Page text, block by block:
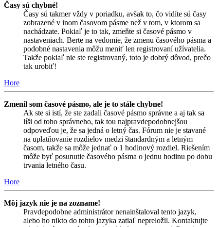
Časy sú chybné!
Časy sú takmer vždy v poriadku, avšak to, čo vidíte sú časy
zobrazené v inom časovom pásme než v tom, v ktorom sa
nachádzate. Pokiaľ je to tak, zmeňte si časové pásmo v
nastaveniach. Berte na vedomie, že zmenu časového pásma a
podobné nastavenia môžu meniť len registrovaní užívatelia.
Takže pokiaľ nie ste registrovaný, toto je dobrý dôvod, prečo
tak urobiť!
Hore
Zmenil som časové pásmo, ale je to stále chybne!
Ak ste si istí, že ste zadali časové pásmo správne a aj tak sa
líši od toho správneho, tak tou najpravdepodobnejšou
odpoveďou je, že sa jedná o letný čas. Fórum nie je stavané
na uplatňovanie rozdielov medzi štandardným a letným
časom, takže sa môže jednať o 1 hodinový rozdiel. Riešením
môže byť posunutie časového pásma o jednu hodinu po dobu
trvania letného času.
Hore
Môj jazyk nie je na zozname!
Pravdepodobne administrátor nenainštaloval tento jazyk,
alebo ho nikto do tohto jazyka zatiaľ nepreložil. Kontaktujte